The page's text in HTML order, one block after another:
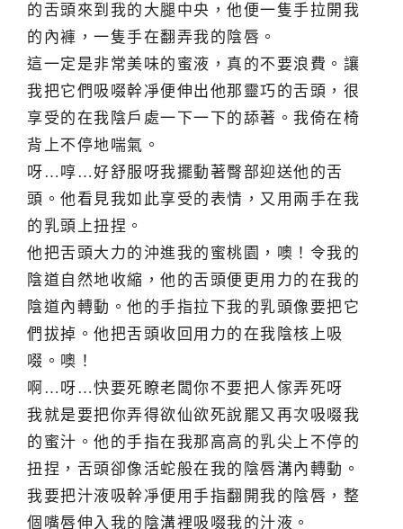
的舌頭來到我的大腿中央，他便一隻手拉開我
的內褲，一隻手在翻弄我的陰唇。
這一定是非常美味的蜜液，真的不要浪費。讓
我把它們吸啜幹凈便伸出他那靈巧的舌頭，很
享受的在我陰戶處一下一下的舔著。我倚在椅
背上不停地喘氣。
呀…啍…好舒服呀我擺動著臀部迎送他的舌
頭。他看見我如此享受的表情，又用兩手在我
的乳頭上扭捏。
他把舌頭大力的沖進我的蜜桃園，噢！令我的
陰道自然地收縮，他的舌頭便更用力的在我的
陰道內轉動。他的手指拉下我的乳頭像要把它
們拔掉。他把舌頭收回用力的在我陰核上吸
啜。噢！
啊…呀…快要死瞭老闆你不要把人傢弄死呀
我就是要把你弄得欲仙欲死說罷又再次吸啜我
的蜜汁。他的手指在我那高高的乳尖上不停的
扭捏，舌頭卻像活蛇般在我的陰唇溝內轉動。
我要把汁液吸幹凈便用手指翻開我的陰唇，整
個嘴唇伸入我的陰溝裡吸啜我的汁液。